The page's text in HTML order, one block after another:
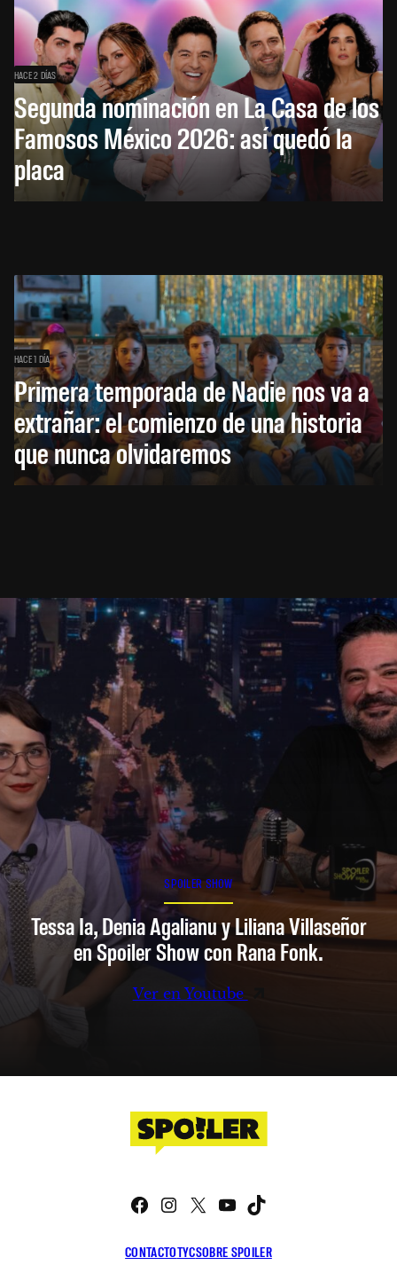
HACE 2 DÍAS
Segunda nominación en La Casa de los
Famosos México 2026: así quedó la
placa
HACE 1 DÍA
Primera temporada de Nadie nos va a
extrañar: el comienzo de una historia
que nunca olvidaremos
SPOILER SHOW
Tessa Ia, Denia Agalianu y Liliana Villaseñor
en Spoiler Show con Rana Fonk.
Ver en Youtube
CONTACTOTYCSOBRE SPOILER
Facebook
Instagram
X YouTube